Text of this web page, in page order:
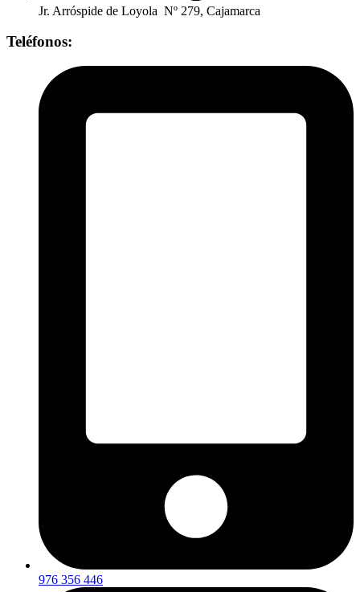
Jr. Arróspide de Loyola Nº 279, Cajamarca
Teléfonos:
976 356 446